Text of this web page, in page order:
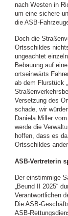
nach Westen in
um eine sichere
die ASB-
Doch die
Ortsschildes
ungeachtet
Bebauung auf
ortseinwärts
ab dem Flurstück
Versetzung des
schade, wir
Daniela Miller
werde die
hoffen, dass es
Ortsschildes
ASB-Vertreterin
Der einstimmige
„Beund II 2025“
Verantwortlichen
Die ASB-
ASB-